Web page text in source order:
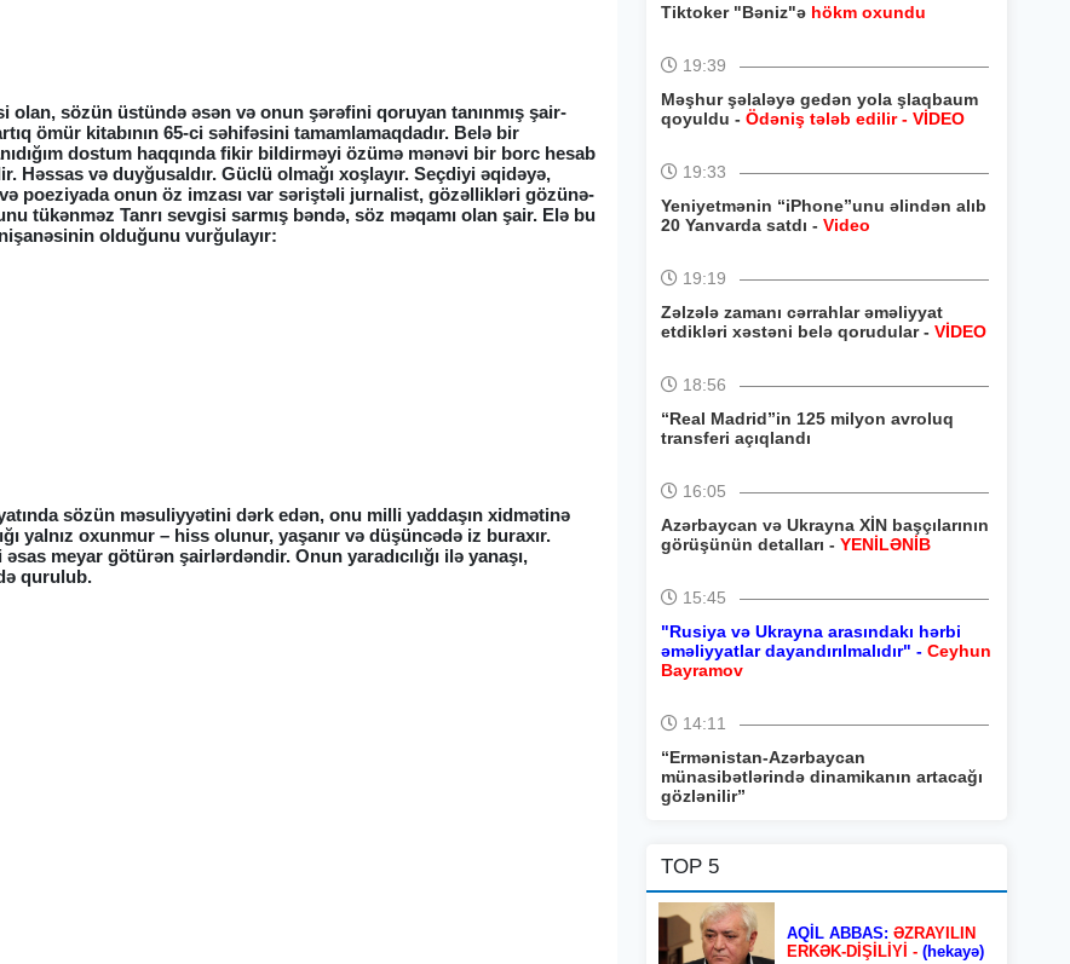
olan, sözün üstündə əsən və onun şərəfini qoruyan tanınmış şair-
ömür kitabının 65-ci səhifəsini tamamlamaqdadır. Belə bir
dostum haqqında fikir bildirməyi özümə mənəvi bir borc hesab
Həssas və duyğusaldır. Güclü olmağı xoşlayır. Seçdiyi əqidəyə,
poeziyada onun öz imzası var səriştəli jurnalist, gözəllikləri gözünə-
tükənməz Tanrı sevgisi sarmış bəndə, söz məqamı olan şair. Elə bu
olduğunu vurğulayır:
sözün məsuliyyətini dərk edən, onu milli yaddaşın xidmətinə
yalnız oxunmur – hiss olunur, yaşanır və düşüncədə iz buraxır.
meyar götürən şairlərdəndir. Onun yaradıcılığı ilə yanaşı,
qurulub.
Tiktoker "Bəniz"ə hökm oxundu
19:39
Məşhur şəlaləyə gedən yola şlaqbaum
qoyuldu - Ödəniş tələb edilir - VİDEO
19:33
Yeniyetmənin “iPhone”unu əlindən alıb
20 Yanvarda satdı - Video
19:19
Zəlzələ zamanı cərrahlar əməliyyat
etdikləri xəstəni belə qorudular - VİDEO
18:56
“Real Madrid”in 125 milyon avroluq
transferi açıqlandı
16:05
Azərbaycan və Ukrayna XİN başçılarının
görüşünün detalları - YENİLƏNİB
15:45
"Rusiya və Ukrayna arasındakı hərbi
əməliyyatlar dayandırılmalıdır" - Ceyhun
Bayramov
14:11
“Ermənistan-Azərbaycan
münasibətlərində dinamikanın artacağı
gözlənilir”
TOP 5
AQİL ABBAS: ƏZRAYILIN
ERKƏK-DİŞİLİYİ - (hekayə)